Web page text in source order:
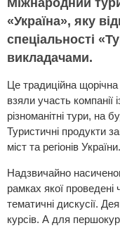
Міжнародний
«Україна», яку
спеціальності
викладачами.
Це традиційна щорічна
взяли участь компанії
різноманітні тури, на
Туристичні продукти
міст та регіонів України.
Надзвичайно
рамках якої проведені
тематичні дискусії.
курсів. А для